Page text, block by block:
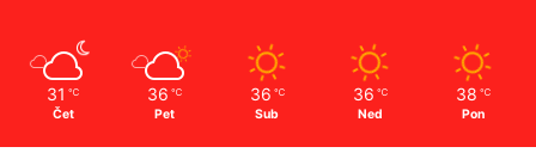
31 ℃
Čet
36 ℃
Pet
36 ℃
Sub
36 ℃
Ned
38 ℃
Pon